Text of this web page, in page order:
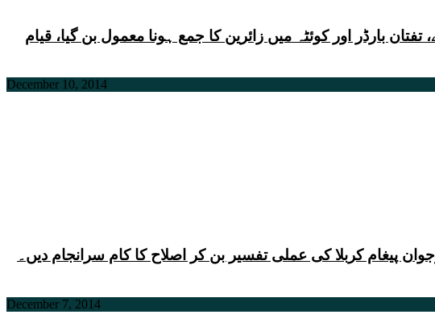
بارڈر اور کوئٹہ میں زائرین کا جمع ہونا معمول بن گیا، قیام
December 10, 2014
پیغام کربلا کی عملی تفسیر بن کر اصلاح کا کام سرانجام دیں۔
December 7, 2014